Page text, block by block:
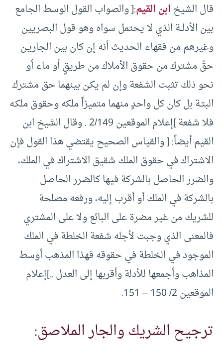
قال الشيخابن القيم:[ والصواب القول الوسط الجامع
بين الأدلــة الذي لا يحتمل سواه وهو قول البصريين
وغيرهم من فقهاء الحديث أنه إن كان بين الجاريـن
حقٌ مشترك من حقوق الأملاك من طريقٍ أو ماء أو
نحو ذلك تثبت الشفعة وإن لم يكـن بينهما حق مشترك
البتـة بل كان كل واحدٍ منهما متميزاً ملكه وحقوق ملكـه
فلا شفعة ]إعلام الموقعين 2/149 . وقال الشيخ ابن
القيم أيضاً: [ والقياس الصحيح يقتضي هذا القول فإن
الاشتراك في حقوق الملك شقيق الاشتراك في الملك،
والضرر الحاصل بالشركة فيها كالضرر الحاصل
بالشركة في الملك أو أقرب إليه، ورفعه مصلحة
للشريك من غير مضرة على البائع ولا على المشتري
فالمعنى الذي وجبت لأجله شفعة الخلطة في الملك
الموجود في الخلطة في حقوقه فهذا المذهب أوسط
المذاهب وأجمعها للأدلة وأقربها إلى العدل ..]إعلام
الموقعين 2/ 150 – 151.
ترجيح الشريك والجار الملاصق: